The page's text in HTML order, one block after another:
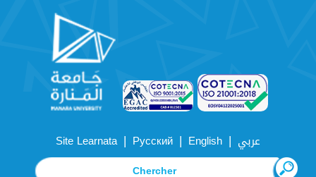
Site Learnata | Русский | English | عربي